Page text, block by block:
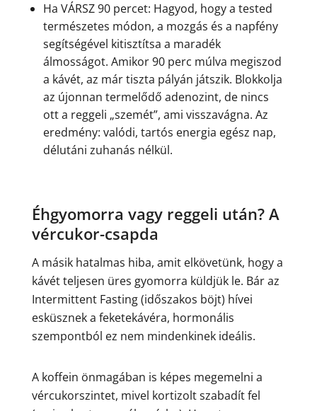
Ha VÁRSZ 90 percet: Hagyod, hogy a tested
természetes módon, a mozgás és a napfény
segítségével kitisztítsa a maradék
álmosságot. Amikor 90 perc múlva megiszod
a kávét, az már tiszta pályán játszik. Blokkolja
az újonnan termelődő adenozint, de nincs
ott a reggeli „szemét”, ami visszavágna. Az
eredmény: valódi, tartós energia egész nap,
délutáni zuhanás nélkül.
Éhgyomorra vagy reggeli után? A
vércukor-csapda
A másik hatalmas hiba, amit elkövetünk, hogy a
kávét teljesen üres gyomorra küldjük le. Bár az
Intermittent Fasting (időszakos böjt) hívei
esküsznek a feketekávéra, hormonális
szempontból ez nem mindenkinek ideális.
A koffein önmagában is képes megemelni a
vércukorszintet, mivel kortizolt szabadít fel